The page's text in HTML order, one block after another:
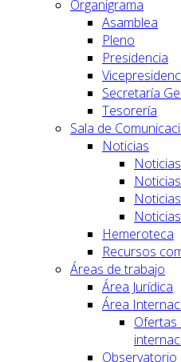
Organigrama
Asamblea
Pleno
Presidencia
Secretaría
Tesorería
Sala de
Noticias
Hemeroteca
Recursos
Áreas de trabajo
Área Jurídica
Área
Ofertas
Observatorio